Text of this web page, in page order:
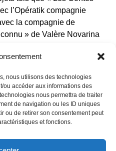
nous utilisons des technologies
ou accéder aux informations des
nous permettra de traiter
de navigation ou les ID uniques
ou de retirer son consentement peut
et fonctions.
l’Opératik compagnie
la compagnie de
» de Valère Novarina
différents chœurs de
Bisser Kostadinov et